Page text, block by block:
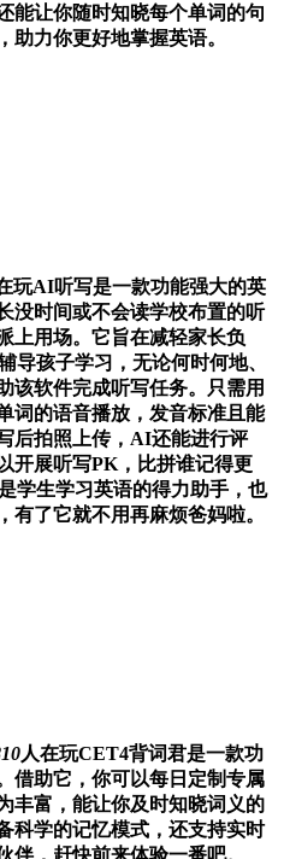
能让你随时知晓每个单词的句
助力你更好地掌握英语。
玩AI听写是一款功能强大的英
没时间或不会读学校布置的听
上用场。它旨在减轻家长负
导孩子学习，无论何时何地、
该软件完成听写任务。只需用
词的语音播放，发音标准且能
后拍照上传，AI还能进行评
开展听写PK，比拼谁记得更
学生学习英语的得力助手，也
有了它就不用再麻烦爸妈啦。
人在玩CET4背词君是一款功
借助它，你可以每日定制专属
丰富，能让你及时知晓词义的
科学的记忆模式，还支持实时